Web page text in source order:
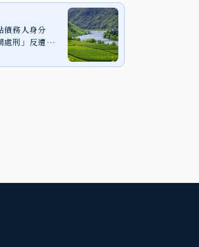
債務人身分
處刑」反遭判